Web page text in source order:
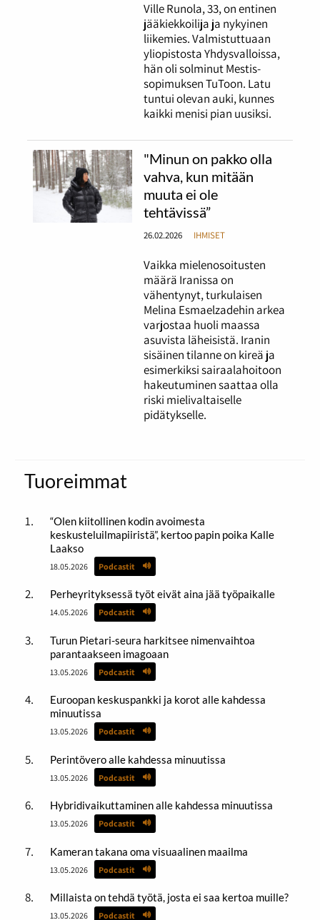
Ville Runola, 33, on entinen
jääkiekkoilija ja nykyinen
liikemies. Valmistuttuaan
yliopistosta Yhdysvalloissa,
hän oli solminut Mestis-
sopimuksen TuToon. Latu
tuntui olevan auki, kunnes
kaikki menisi pian uusiksi.
"Minun on pakko olla
vahva, kun mitään
muuta ei ole
tehtävissä”
26.02.2026 IHMISET
Vaikka mielenosoitusten
määrä Iranissa on
vähentynyt, turkulaisen
Melina Esmaelzadehin arkea
varjostaa huoli maassa
asuvista läheisistä. Iranin
sisäinen tilanne on kireä ja
esimerkiksi sairaalahoitoon
hakeutuminen saattaa olla
riski mielivaltaiselle
pidätykselle.
Tuoreimmat
“Olen kiitollinen kodin avoimesta
keskusteluilmapiiristä”, kertoo papin poika Kalle
Laakso
18.05.2026 Podcastit
Perheyrityksessä työt eivät aina jää työpaikalle
14.05.2026 Podcastit
Turun Pietari-seura harkitsee nimenvaihtoa
parantaakseen imagoaan
13.05.2026 Podcastit
Euroopan keskuspankki ja korot alle kahdessa
minuutissa
13.05.2026 Podcastit
Perintövero alle kahdessa minuutissa
13.05.2026 Podcastit
Hybridivaikuttaminen alle kahdessa minuutissa
13.05.2026 Podcastit
Kameran takana oma visuaalinen maailma
13.05.2026 Podcastit
Millaista on tehdä työtä, josta ei saa kertoa muille?
13.05.2026 Podcastit